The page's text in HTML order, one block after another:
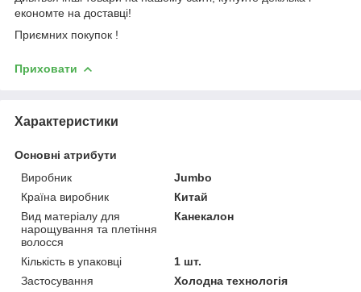
економте на доставці!
Приємних покупок !
Приховати
Характеристики
Основні атрибути
Виробник
Jumbo
Країна виробник
Китай
Вид матеріалу для
нарощування та плетіння
волосся
Канекалон
Кількість в упаковці
1 шт.
Застосування
Холодна технологія